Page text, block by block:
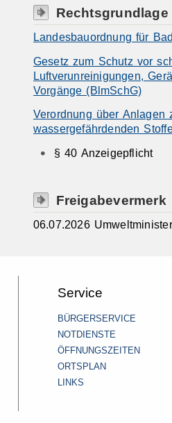
Rechtsgrundlage
Landesbauordnung für
Gesetz zum Schutz vor
Luftverunreinigungen,
Vorgänge (BlmSchG)
Verordnung über Anlagen
wassergefährdenden
§ 40 Anzeigepflicht
Freigabevermerk
06.07.2026
Service
BÜRGERSERVICE
NOTDIENSTE
ÖFFNUNGSZEITEN
ORTSPLAN
LINKS